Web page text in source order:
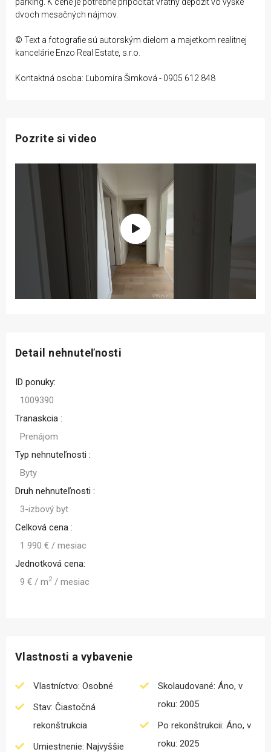
dvoch mesačných nájmov.
© Text a fotografie sú autorským dielom a majetkom realitnej
kancelárie Enzo Real Estate, s.r.o.
Kontaktná osoba: Ľubomíra Šimková - 0905 612 848
Pozrite si video
Detail nehnuteľnosti
ID ponuky:
1009390
Tranaskcia :
Prenájom
Typ nehnuteľnosti :
Byty
Druh nehnuteľnosti :
3-izbový byt
Celková cena :
1 990 € / mesiac
Jednotková cena:
9 € / m2/ mesiac
Vlastnosti a vybavenie
Vlastníctvo: Osobné
Stav: Čiastočná
rekonštrukcia
Umiestnenie: Najvyššie
Skolaudované: Áno, v
roku: 2005
Po rekonštrukcii: Áno, v
roku: 2025